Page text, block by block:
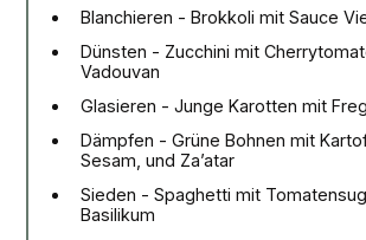
Blanchieren - Brokkoli mit Sauce
Dünsten - Zucchini mit
Vadouvan
Glasieren - Junge Karotten mit
Dämpfen - Grüne Bohnen mit
Sesam, und Za’atar
Sieden - Spaghetti mit
Basilikum